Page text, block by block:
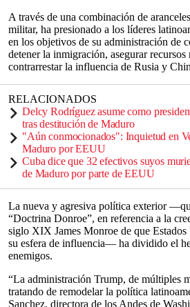
A través de una combinación de
militar, ha presionado a los líderes
en los objetivos de su administración de
detener la inmigración, asegurar recursos
contrarrestar la influencia de Rusia y
RELACIONADOS
Delcy Rodríguez asume como
tras destitución de Maduro
"Aún conmocionados": Inquietud en
Maduro por EEUU
Cuba dice que 32 efectivos suyos
de Maduro por parte de EEUU
La nueva y agresiva política exterior
“Doctrina Donroe”, en referencia a la
siglo XIX James Monroe de que
su esfera de influencia— ha dividido el
enemigos.
“La administración Trump, de múltiples
tratando de remodelar la política
Sanchez, directora de los Andes de